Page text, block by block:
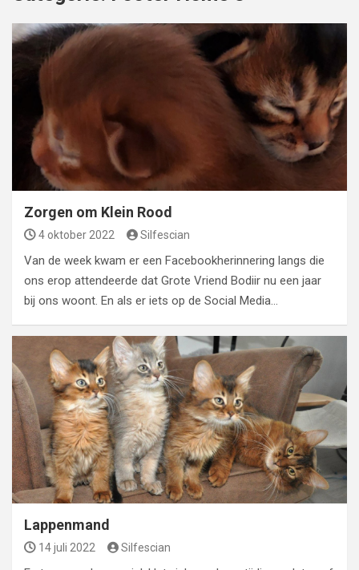
Zorgen om Klein Rood
4 oktober 2022 Silfescian
Van de week kwam er een Facebookherinnering langs die
ons erop attendeerde dat Grote Vriend Bodiir nu een jaar
bij ons woont. En als er iets op de Social Media…
Lappenmand
14 juli 2022 Silfescian